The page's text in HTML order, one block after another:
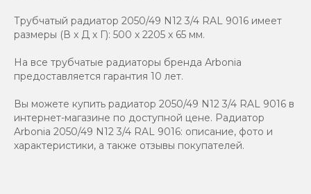
Трубчатый радиатор 2050/49 N12 3/4 RAL 9016 имеет
размеры (В x Д x Г): 500 x 2205 x 65 мм.
На все трубчатые радиаторы бренда Аrbonia
предоставляется гарантия 10 лет.
Вы можете купить радиатор 2050/49 N12 3/4 RAL 9016 в
интернет-магазине по доступной цене. Радиатор
Arbonia 2050/49 N12 3/4 RAL 9016: описание, фото и
характеристики, а также отзывы покупателей.